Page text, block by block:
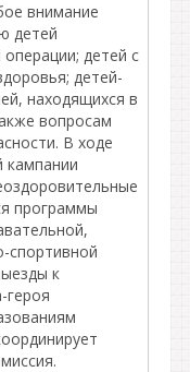
внимание
детей
детей с
детей-
находящихся в
вопросам
В ходе
кампании
программы
спортивной
к
героя